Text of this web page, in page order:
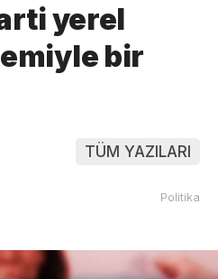
yerel
bir
TÜM YAZILARI
Politika